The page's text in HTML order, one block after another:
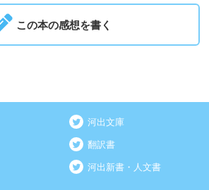
この本の感想を書く
河出文庫
翻訳書
河出新書・人文書